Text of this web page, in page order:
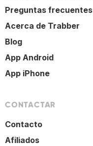
Preguntas frecuentes
Acerca de Trabber
Blog
App Android
App iPhone
CONTACTAR
Contacto
Afiliados